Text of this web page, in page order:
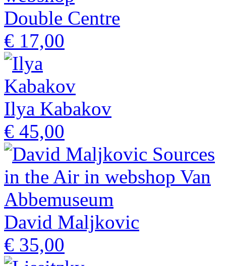
Double Centre
€ 17,00
Ilya Kabakov
€ 45,00
David Maljkovic
€ 35,00